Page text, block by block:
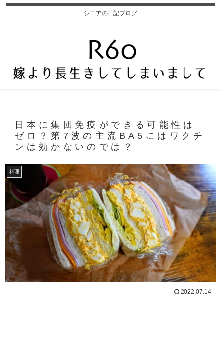
シニアの日記ブログ
日本に集団免疫ができる可能性は
ゼロ？第7波の主流BA5にはワクチ
ンは効かないのでは？
料理
2022.07.14